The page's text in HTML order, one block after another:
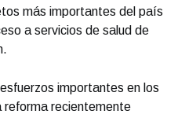
más importantes del país
a servicios de salud de
importantes en los
reforma recientemente